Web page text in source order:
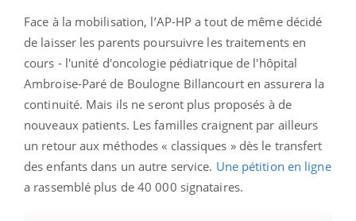
Face à la mobilisation, l’AP-HP a tout de même décidé
de laisser les parents poursuivre les traitements en
cours - l'unité d'oncologie pédiatrique de l'hôpital
Ambroise-Paré de Boulogne Billancourt en assurera la
continuité. Mais ils ne seront plus proposés à de
nouveaux patients. Les familles craignent par ailleurs
un retour aux méthodes « classiques » dès le transfert
des enfants dans un autre service. Une pétition en ligne
a rassemblé plus de 40 000 signataires.